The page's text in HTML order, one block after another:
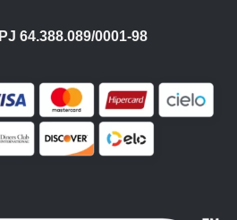
64.388.089/0001-98